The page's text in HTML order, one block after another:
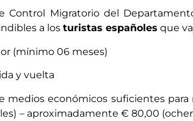
Control Migratorio del
a los turistas españoles que
(mínimo 06 meses)
y vuelta
medios económicos suficientes
– aproximadamente € 80,00